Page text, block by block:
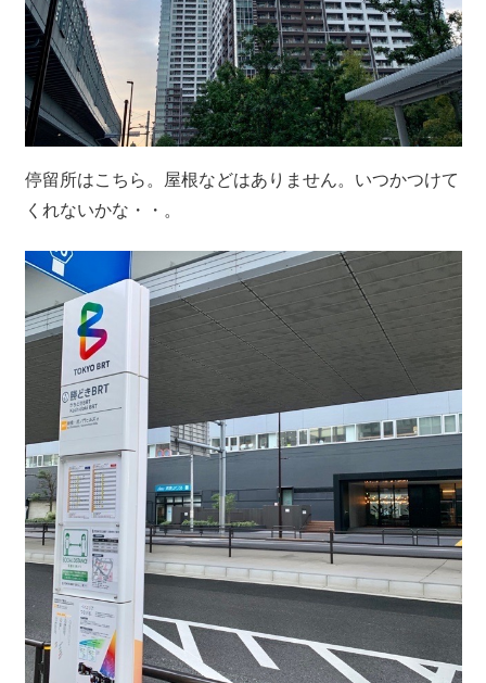
停留所はこちら。屋根などはありません。いつかつけて
くれないかな・・。